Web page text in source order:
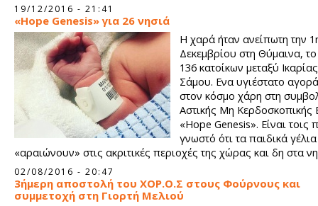
19/12/2016 - 21:41
«Hope Genesis» για 26 νησιά
Η χαρά ήταν ανείπωτη την
Δεκεμβρίου στη Θύμαινα,
136 κατοίκων μεταξύ
Σάμου. Ενα υγιέστατο
στον κόσμο χάρη στη
Αστικής Μη Κερδοσκοπικής
«Hope Genesis». Είναι τοις
γνωστό ότι τα παιδικά γέλια
«αραιώνουν» στις ακριτικές περιοχές της χώρας και δη στα
Σύμφωνα με στοιχεία της ΕΛΣΤΑΤ και της Eurostat, είκοσι
σταθερό ρυθμό γεννήσεων έως το 2008 σημειώνουν έκτοτε
γεννήσεις.
02/08/2016 - 20:47
3ήμερη αποστολή του ΧΟΡ.Ο.Σ στους Φούρνους και
συμμετοχή στη Γιορτή Μελιού